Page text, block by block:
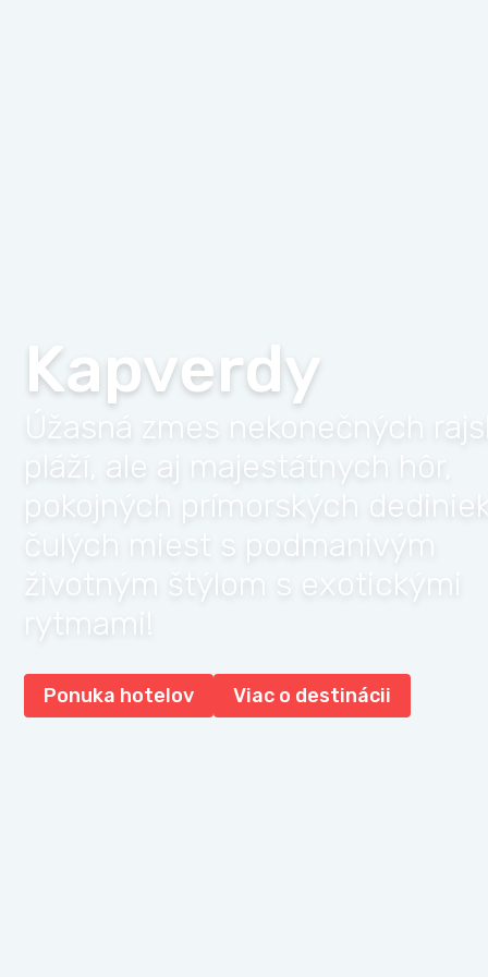
Kapverdy
Úžasná zmes nekonečných
pláží, ale aj majestátnych hôr,
pokojných prímorských
čulých miest s podmanivým
životným štýlom s exotickými
rytmami!
Ponuka hotelov Viac o destinácii